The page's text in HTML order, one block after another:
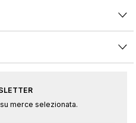
merce selezionata.